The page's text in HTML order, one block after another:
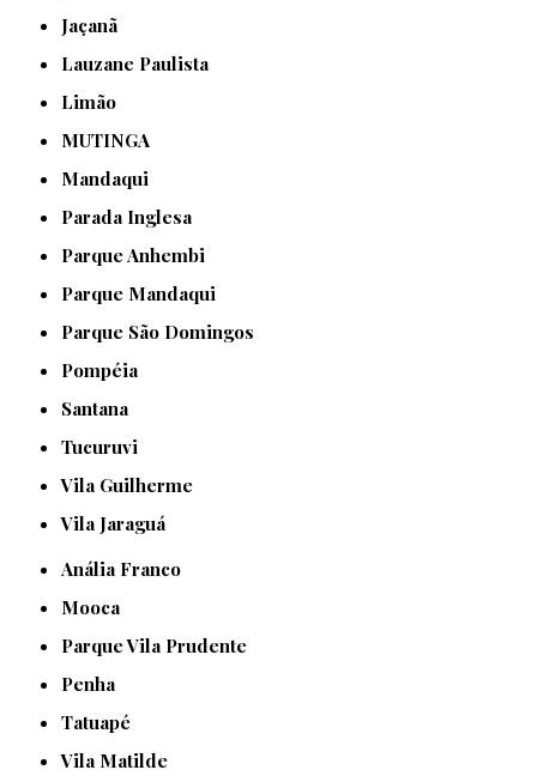
Jaçanã
Lauzane Paulista
Limão
MUTINGA
Mandaqui
Parada Inglesa
Parque Anhembi
Parque Mandaqui
Parque São Domingos
Pompéia
Santana
Tucuruvi
Vila Guilherme
Vila Jaraguá
Anália Franco
Mooca
Parque Vila Prudente
Penha
Tatuapé
Vila Matilde